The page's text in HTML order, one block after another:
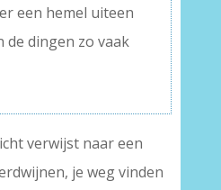
een hemel uiteen
de dingen zo vaak
verwijst naar een
je weg vinden